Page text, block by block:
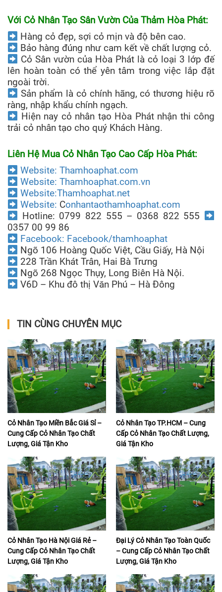
Với Cỏ Nhân Tạo Sân Vườn Của Thảm Hòa Phát:
Hàng cỏ đẹp, sợi cỏ mịn và độ bên cao.
Bảo hàng đúng như cam kết về chất lượng cỏ.
Cỏ Sân vườn của Hòa Phát là cỏ loại 3 lớp đế
lên hoàn toàn có thể yên tâm trong việc lắp đặt
ngoài trời.
Sản phẩm là cỏ chính hãng, có thương hiệu rõ
ràng, nhập khẩu chính ngạch.
Hiện nay cỏ nhân tạo Hòa Phát nhận thi công
trải cỏ nhân tạo cho quý Khách Hàng.
Liên Hệ Mua Cỏ Nhân Tạo Cao Cấp Hòa Phát:
Website: Thamhoaphat.com
Website: Thamhoaphat.com.vn
Website:Thamhoaphat.net
Website: Conhantaothamhoaphat.com
Hotline: 0799 822 555 – 0368 822 555
0357 00 99 86
Facebook: Facebook/thamhoaphat
Ngõ 106 Hoàng Quốc Việt, Cầu Giấy, Hà Nội
228 Trần Khát Trân, Hai Bà Trưng
Ngõ 268 Ngọc Thụy, Long Biên Hà Nội.
V6D – Khu đô thị Văn Phú – Hà Đông
TIN CÙNG CHUYÊN MỤC
Cỏ Nhân Tạo Miền Bắc Giá Sỉ –
Cung Cấp Cỏ Nhân Tạo Chất
Lượng, Giá Tận Kho
Cỏ Nhân Tạo TP.HCM – Cung
Cấp Cỏ Nhân Tạo Chất Lượng,
Giá Tận Kho
Cỏ Nhân Tạo Hà Nội Giá Rẻ –
Cung Cấp Cỏ Nhân Tạo Chất
Lượng, Giá Tận Kho
Đại Lý Cỏ Nhân Tạo Toàn Quốc
– Cung Cấp Cỏ Nhân Tạo Chất
Lượng, Giá Tận Kho